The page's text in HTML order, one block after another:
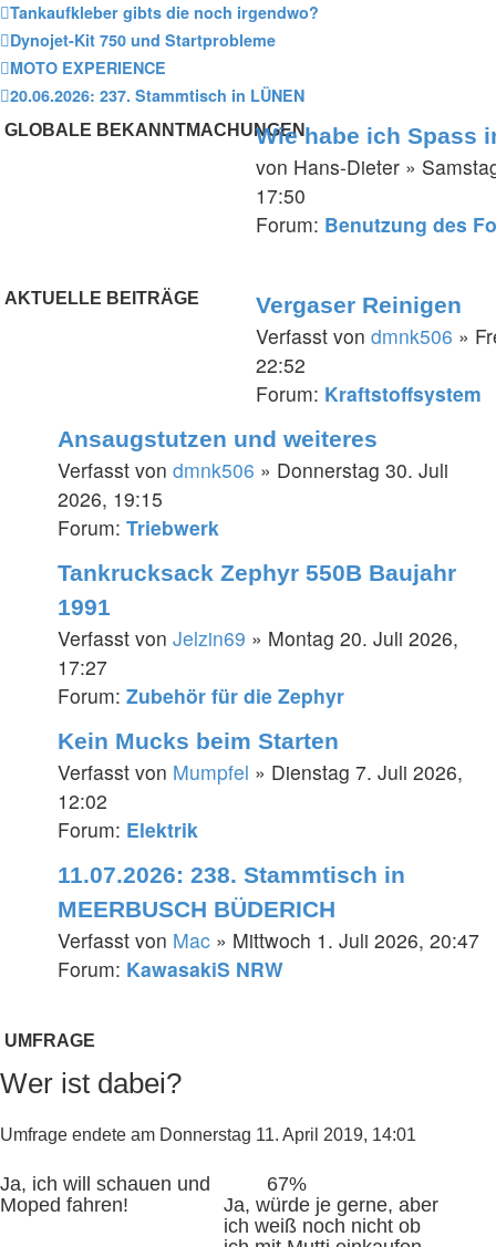
Tankaufkleber gibts die noch irgendwo?
Dynojet-Kit 750 und Startprobleme
MOTO EXPERIENCE
20.06.2026: 237. Stammtisch in LÜNEN
GLOBALE BEKANNTMACHUNGENWie habe ich Spass
von Hans-Dieter »
17:50
Forum: Benutzung des
AKTUELLE BEITRÄGE Vergaser Reinigen
Verfasst vondmnk506 »
22:52
Forum: Kraftstoffsystem
Ansaugstutzen und weiteres
Verfasst von dmnk506 » Donnerstag 30. Juli
2026, 19:15
Forum: Triebwerk
Tankrucksack Zephyr 550B Baujahr
1991
Verfasst von Jelzin69 » Montag 20. Juli 2026,
17:27
Forum: Zubehör für die Zephyr
Kein Mucks beim Starten
Verfasst von Mumpfel » Dienstag 7. Juli 2026,
12:02
Forum: Elektrik
11.07.2026: 238. Stammtisch in
MEERBUSCH BÜDERICH
Verfasst von Mac » Mittwoch 1. Juli 2026, 20:47
Forum: KawasakiS NRW
UMFRAGE
Wer ist dabei?
Umfrage endete am Donnerstag 11. April 2019, 14:01
Ja, ich will schauen und
Moped fahren!
67%
Ja, würde je gerne, aber
ich weiß noch nicht ob